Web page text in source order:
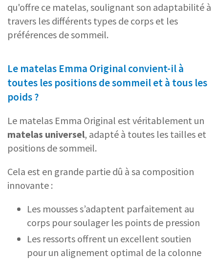
qu'offre ce matelas, soulignant son adaptabilité à
travers les différents types de corps et les
préférences de sommeil.
Le matelas Emma Original convient-il à
toutes les positions de sommeil et à tous les
poids ?
Le matelas Emma Original est véritablement un
matelas universel, adapté à toutes les tailles et
positions de sommeil.
Cela est en grande partie dû à sa composition
innovante :
Les mousses s’adaptent parfaitement au
corps pour soulager les points de pression
Les ressorts offrent un excellent soutien
pour un alignement optimal de la colonne